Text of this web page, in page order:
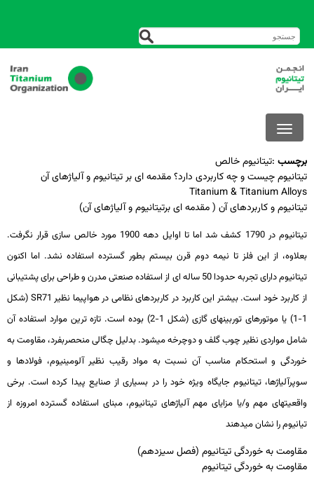
برچسب :تیتانیوم خالص
تیتانیوم چیست و چه کاربردی دارد؟ مقدمه ای بر تیتانیوم و آلیاژهای آن
Titanium & Titanium Alloys
تیتانیوم و کاربردهای آن ( مقدمه ای برتیتانیوم و آلیاژهای آن)
تیتانیوم در 1790 کشف شد اما تا اوایل دهه 1900 مورد خالص ­سازی قرار نگرفت.
بعلاوه، از این فلز تا نیمه دوم قرن بیستم بطور گسترده استفاده نشد. اما اکنون
تیتانیوم دارای تجربه حدودا 50 ساله­ ای از استفاده صنعتی مدرن و طراحی برای پشتیبانی
از کاربرد خود است. بیشتر این کاربرد در کاربردهای نظامی در هواپیما نظیر SR71 (شکل
1-1) یا موتورهای توربین­های گازی (شکل 1-2) بوده است. تازه­ ترین موارد استفاده آن
شامل مواردی نظیر چوب گلف و دوچرخه می­شود. بدلیل چگالی منحصربفرد، مقاومت به
خوردگی و استحکام مناسب آن نسبت به مواد رقیب نظیر آلومینیوم، فولادها و
سوپرآلیاژها، تیتانیوم جایگاه ویژه خود را در بسیاری از صنایع پیدا کرده است. برخی
واقعیت­های مهم و/یا مزایای مهم آلیاژهای تیتانیوم، مبنای استفاده گسترده امروزه از
تیانیوم را نشان می­دهند
مقاومت به خوردگی تیتانیوم (فصل سیزدهم)
مقاومت به خوردگی تیتانیوم